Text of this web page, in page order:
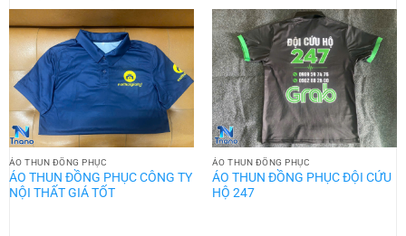
ÁO THUN ĐỒNG PHỤC
ÁO THUN ĐỒNG PHỤC CÔNG TY
NỘI THẤT GIÁ TỐT
ÁO THUN ĐỒNG PHỤC
ÁO THUN ĐỒNG PHỤC ĐỘI CỨU
HỘ 247